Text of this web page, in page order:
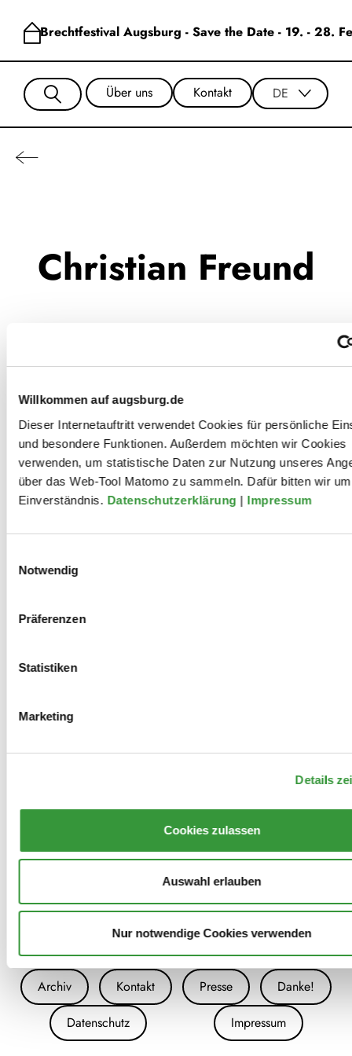
Willkommen auf augsburg.de
Dieser Internetauftritt verwendet Cookies für persönliche
und besondere Funktionen. Außerdem möchten wir Cookies
verwenden, um statistische Daten zur Nutzung unseres
über das Web-Tool Matomo zu sammeln. Dafür bitten wir
Einverständnis. Datenschutzerklärung | Impressum
Notwendig
Präferenzen
Statistiken
Marketing
Details
Cookies zulassen
Auswahl erlauben
Nur notwendige Cookies verwenden
Brechtfestival Augsburg - Save the Date - 19. - 28.
Über uns Kontakt DE
Christian Freund
Masterstudium der Germanistik in Bochum ab, bevor er
Schauspiel in Leipzig studierte. Bereits vor und
während des Studiums war er als Schauspieler an
verschiedenen Theatern tätig und arbeitete nebenbei
unter anderem als Lektor, Filmvorführer, Tontechniker
und Organist. Von 2017 bis 2020 führte ihn ein
2020 ist er am Theater Bremen engagiert.
Archiv Kontakt Presse
Danke!
Datenschutz
Impressum